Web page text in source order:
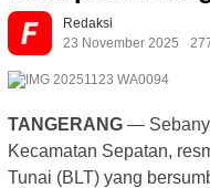
Redaksi
23 November 2025
TANGERANG —
Kecamatan Sepatan,
Tunai (BLT) yang